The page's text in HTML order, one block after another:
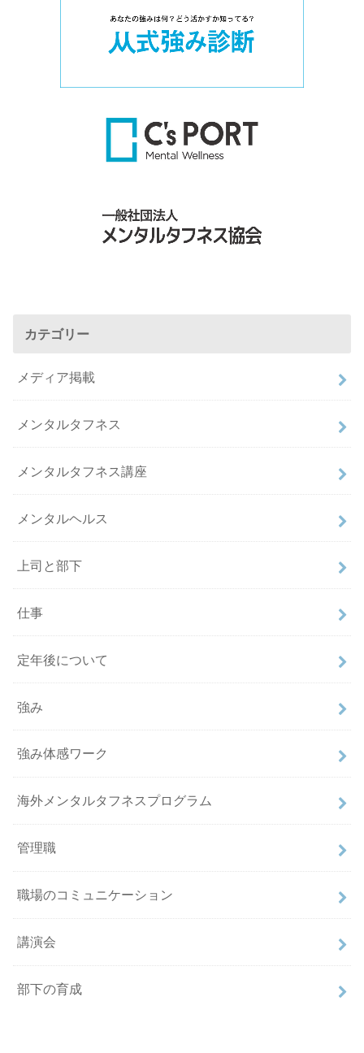
カテゴリー
メディア掲載
メンタルタフネス
メンタルタフネス講座
メンタルヘルス
上司と部下
仕事
定年後について
強み
強み体感ワーク
海外メンタルタフネスプログラム
管理職
職場のコミュニケーション
講演会
部下の育成